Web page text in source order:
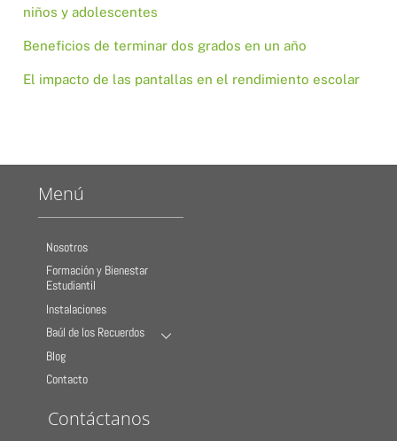
niños y adolescentes
Beneficios de terminar dos grados en un año
El impacto de las pantallas en el rendimiento escolar
Menú
Nosotros
Formación y Bienestar
Estudiantil
Instalaciones
Baúl de los Recuerdos
Blog
Contacto
Contáctanos